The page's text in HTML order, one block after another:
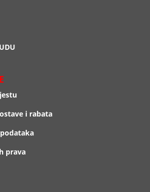
i rabata
prava